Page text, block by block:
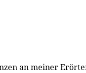
an meiner